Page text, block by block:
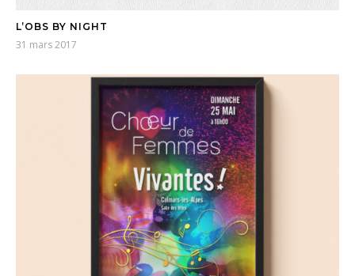
L’OBS BY NIGHT
31 mars 2017